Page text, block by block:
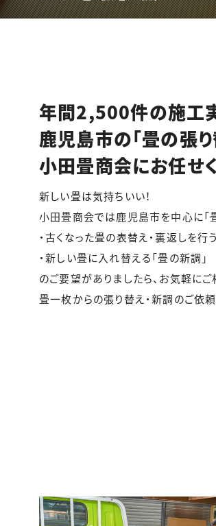
年間2,500件の施工
鹿児島市の「畳の張り
小田畳商会にお任せ
新しい畳は気持ちいい！
小田畳商会では鹿児島市を中心に「
・古くなった畳の表替え・裏返しを行
・新しい畳に入れ替える「畳の新調」
のご要望がありましたら、お気軽にご
畳一枚からの張り替え・新調のご依